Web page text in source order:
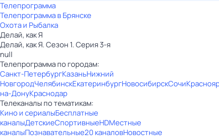
Телепрограмма
Телепрограмма в Брянске
Охота и Рыбалка
Делай, как Я
Делай, как Я. Сезон 1. Серия 3-я
null
Телепрограмма по городам:
Санкт-ПетербургКазаньНижний
НовгородЧелябинскЕкатеринбургНовосибирскСочи
на-ДонуКраснодар
Телеканалы по тематикам:
Кино и сериалыБесплатные
каналыДетскиеСпортивныеHDМестные
каналыПознавательные20 каналовНовостные